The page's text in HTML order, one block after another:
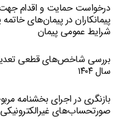
درخواست حمایت و اقدام
شرایط عمومی پیمان
بررسی شاخص‌های قطعی
سال ۱۴۰۴
بازنگری در اجرای بخشنامه
صورتحساب‌های غیرالکترونیکی